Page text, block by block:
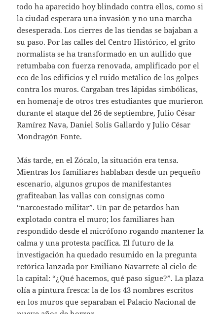
todo ha aparecido hoy blindado contra ellos, como si
la ciudad esperara una invasión y no una marcha
desesperada. Los cierres de las tiendas se bajaban a
su paso. Por las calles del Centro Histórico, el grito
normalista se ha transformado en un aullido que
retumbaba con fuerza renovada, amplificado por el
eco de los edificios y el ruido metálico de los golpes
contra los muros. Cargaban tres lápidas simbólicas,
en homenaje de otros tres estudiantes que murieron
durante el ataque del 26 de septiembre, Julio César
Ramírez Nava, Daniel Solís Gallardo y Julio César
Mondragón Fonte.
Más tarde, en el Zócalo, la situación era tensa.
Mientras los familiares hablaban desde un pequeño
escenario, algunos grupos de manifestantes
grafiteaban las vallas con consignas como
“narcoestado militar”. Un par de petardos han
explotado contra el muro; los familiares han
respondido desde el micrófono rogando mantener la
calma y una protesta pacífica. El futuro de la
investigación ha quedado resumido en la pregunta
retórica lanzada por Emiliano Navarrete al cielo de
la capital: “¿Qué hacemos, qué paso sigue?”. La plaza
olía a pintura fresca: la de los 43 nombres escritos
en los muros que separaban el Palacio Nacional de